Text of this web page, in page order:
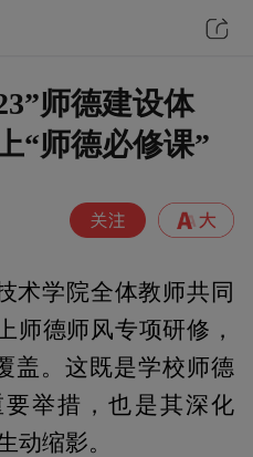
师德建设体
“师德必修课”
术学院全体教师共同
师德师风专项研修，
盖。这既是学校师德
举措，也是其深化
动缩影。